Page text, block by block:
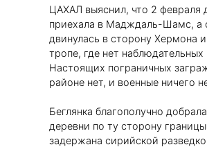
ЦАХАЛ выяснил, что 2 февраля
приехала в Мадждаль-Шамс, а
двинулась в сторону Хермона
тропе, где нет
Настоящих пограничных
районе нет, и военные ничего
Беглянка благополучно
деревни по ту сторону
задержана сирийской